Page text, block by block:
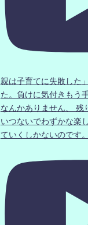
親は子育てに失敗した
た。負けに気付きもう
なんかありません、 残
いつないでわずかな楽
ていくしかないのです